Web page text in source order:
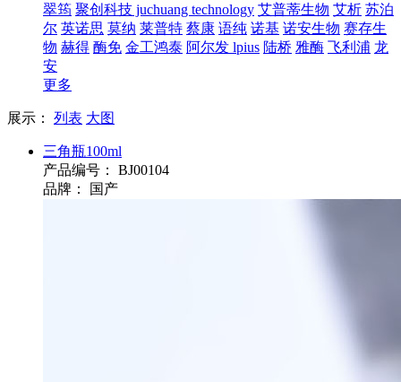
翠筠 聚创科技 juchuang technology 艾普蒂生物 艾析 苏泊
尔 英诺思 莫纳 莱普特 蔡康 语纯 诺基 诺安生物 赛存生
物 赫得 酶免 金工鸿泰 阿尔发 lpius 陆桥 雅酶 飞利浦 龙
安
更多
展示： 列表 大图
三角瓶100ml
产品编号：
BJ00104
品牌：
国产